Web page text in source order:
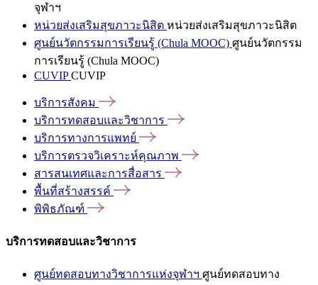
จุฬาฯ
หน่วยส่งเสริมสุขภาวะนิสิต หน่วยส่งเสริมสุขภาวะนิสิต
ศูนย์นวัตกรรมการเรียนรู้ (Chula MOOC) ศูนย์นวัตกรรม
การเรียนรู้ (Chula MOOC)
CUVIPCUVIP
บริการสังคม
บริการทดสอบและวิชาการ
บริการทางการแพทย์
บริการตรวจวิเคราะห์คุณภาพ
สารสนเทศและการสื่อสาร
พื้นที่สร้างสรรค์
พิพิธภัณฑ์
บริการทดสอบและวิชาการ
ศูนย์ทดสอบทางวิชาการแห่งจุฬาฯ ศูนย์ทดสอบทาง